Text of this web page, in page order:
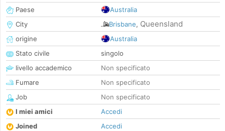
Paese
Australia
City
Brisbane, Queensland
origine
Australia
Stato civile
singolo
livello accademico
Non specificato
Fumare
Non specificato
Job
Non specificato
I miei amici
Accedi
Joined
Accedi